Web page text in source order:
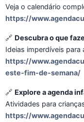
Veja o calendário
https://
🔗 Descubra o que
Ideias imperdíveis
https://
este-fim-de-semana/
🔗 Explore a agenda
Atividades para
https://